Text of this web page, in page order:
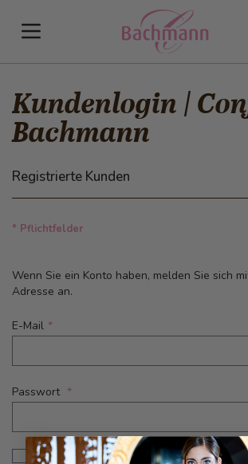
Kundenlogin |
Bachmann
Registrierte Kunden
* Pflichtfelder
Wenn Sie ein Konto haben, melden Sie sich
Adresse an.
E-Mail
Passwort
Passwort anzeigen